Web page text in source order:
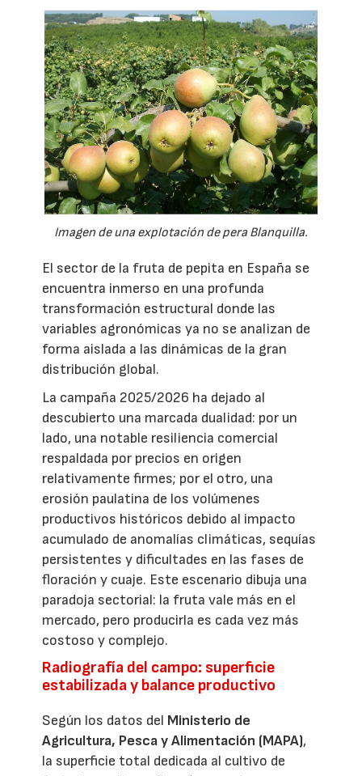
Imagen de una explotación de pera Blanquilla.
El sector de la fruta de pepita en España se
encuentra inmerso en una profunda
transformación estructural donde las
variables agronómicas ya no se analizan de
forma aislada a las dinámicas de la gran
distribución global.
La campaña 2025/2026 ha dejado al
descubierto una marcada dualidad: por un
lado, una notable resiliencia comercial
respaldada por precios en origen
relativamente firmes; por el otro, una
erosión paulatina de los volúmenes
productivos históricos debido al impacto
acumulado de anomalías climáticas, sequías
persistentes y dificultades en las fases de
floración y cuaje. Este escenario dibuja una
paradoja sectorial: la fruta vale más en el
mercado, pero producirla es cada vez más
costoso y complejo.
Radiografía del campo: superficie
estabilizada y balance productivo
Según los datos del Ministerio de
Agricultura, Pesca y Alimentación (MAPA),
la superficie total dedicada al cultivo de